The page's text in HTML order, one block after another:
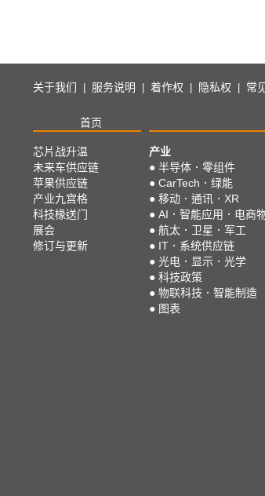
关于我们 服务说明 着作权 隐私权 常
首页
芯片战升温
未来车供应链
苹果供应链
产业九宫格
科技椽送门
展会
修订与更新
产业
● 半导体．零组件
● CarTech．绿能
● 移动．通讯．XR
● AI．智能应用．电商
● 航太．卫星．军工
● IT．系统供应链
● 光电．显示．光学
● 科技政策
● 物联科技．智能制造
● 图表